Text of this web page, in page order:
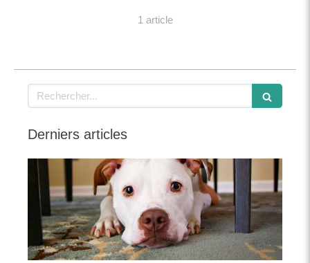
1 article
Rechercher
Derniers articles